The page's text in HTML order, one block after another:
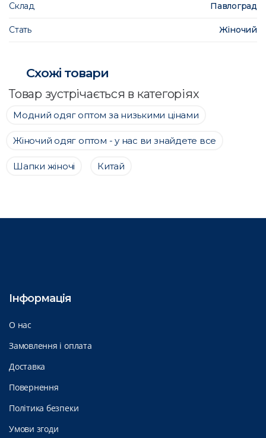
Склад Павлоград
Стать Жіночий
Схожі товари
Товар зустрічається в категоріях
Модний одяг оптом за низькими цінами
Жіночий одяг оптом - у нас ви знайдете все
Шапки жіночі Китай
Інформація
О нас
Замовлення і оплата
Доставка
Повернення
Політика безпеки
Умови згоди